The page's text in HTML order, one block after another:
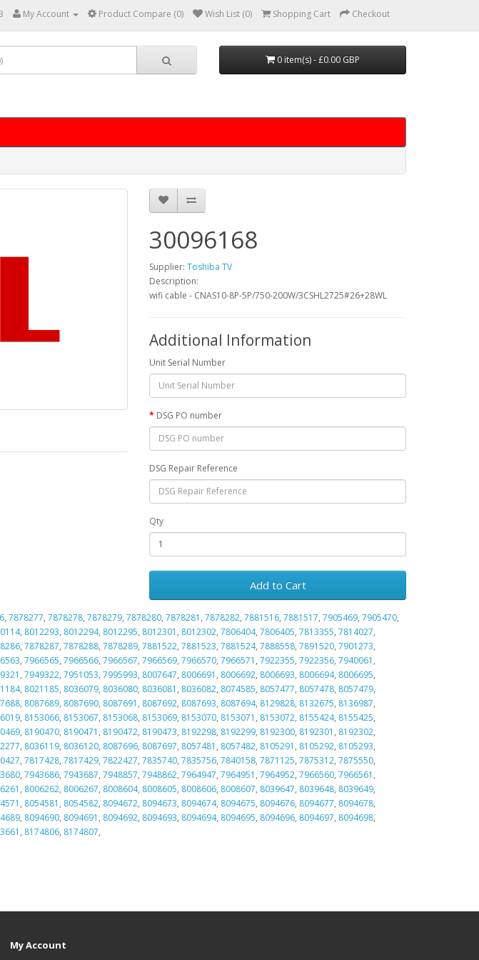
My Account Product Compare (0) Wish List (0) Shopping Cart Checkout
0 item(s) - £0.00 GBP
30096168
Supplier: Toshiba TV
Description:
wifi cable - CNAS10-8P-5P/750-200W/3CSHL2725#26+28WL
Additional Information
Unit Serial Number
DSG PO number
DSG Repair Reference
Qty
Add to Cart
, 7878277, 7878278, 7878279, 7878280, 7878281 , 7878282, 7881516, 7881517, 7905469, 7905470,
, 8012293, 8012294, 8012295, 8012301 , 8012302, 7806404, 7806405, 7813355, 7814027,
, 7878287, 7878288, 7878289, 7881522, 7881523, 7881524, 7888558, 7891520, 7901273,
, 7966565, 7966566, 7966567, 7966569, 7966570, 7966571 , 7922355, 7922356, 7940061 ,
, 7949322, 7951053, 7995993, 8007647, 8006691 , 8006692, 8006693, 8006694, 8006695,
, 8021185, 8036079, 8036080, 8036081 , 8036082, 8074585, 8057477, 8057478, 8057479,
, 8087689, 8087690, 8087691 , 8087692, 8087693, 8087694, 8129828, 8132675, 8136987,
, 8153066, 8153067, 8153068, 8153069, 8153070, 8153071 , 8153072, 8155424, 8155425,
, 8190470, 8190471 , 8190472, 8190473, 8192298, 8192299, 8192300, 8192301 , 8192302,
, 8036119, 8036120, 8087696, 8087697, 8057481 , 8057482, 8105291 , 8105292, 8105293,
, 7817428, 7817429, 7822427, 7835740, 7835756, 7840158, 7871125, 7875312, 7875550,
, 7943686, 7943687, 7948857, 7948862, 7964947, 7964951 , 7964952, 7966560, 7966561 ,
, 8006262, 8006267, 8008604, 8008605, 8008606, 8008607, 8039647, 8039648, 8039649,
, 8054581 , 8054582, 8094672, 8094673, 8094674, 8094675, 8094676, 8094677, 8094678,
, 8094690, 8094691 , 8094692, 8094693, 8094694, 8094695, 8094696, 8094697, 8094698,
, 8174806, 8174807,
My Account